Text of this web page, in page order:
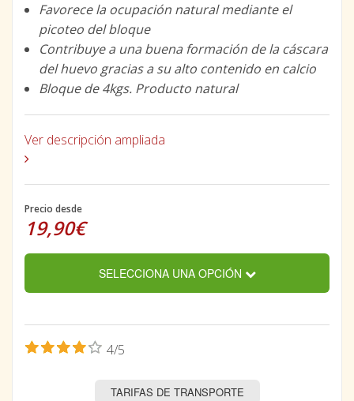
Favorece la ocupación natural mediante el
picoteo del bloque
Contribuye a una buena formación de la cáscara
del huevo gracias a su alto contenido en calcio
Bloque de 4kgs. Producto natural
Ver descripción ampliada
Precio desde
19,90€
SELECCIONA UNA OPCIÓN
4/5
TARIFAS DE TRANSPORTE